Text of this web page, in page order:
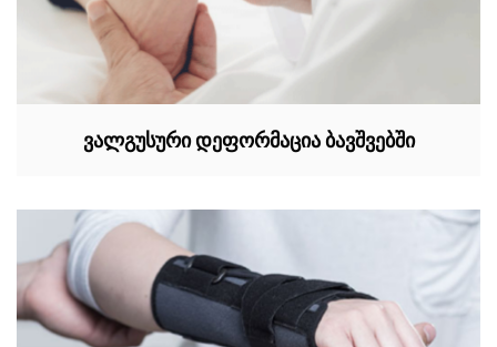
ვალგუსური დეფორმაცია ბავშვებში